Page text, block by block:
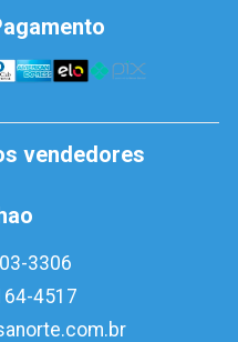
vendedores
3306
4517